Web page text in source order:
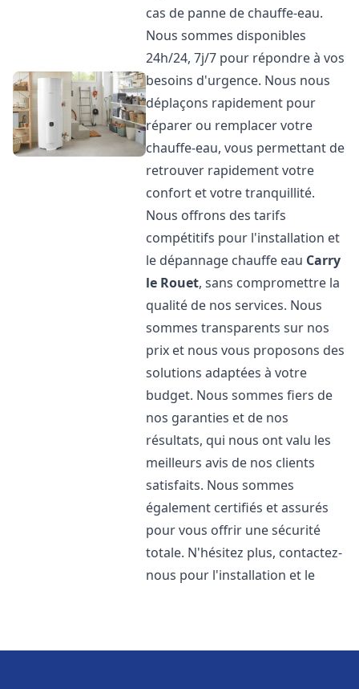
cas de panne de chauffe-eau.
Nous sommes disponibles
24h/24, 7j/7 pour répondre à vos
besoins d'urgence. Nous nous
déplaçons rapidement pour
réparer ou remplacer votre
chauffe-eau, vous permettant de
retrouver rapidement votre
confort et votre tranquillité.
Nous offrons des tarifs
compétitifs pour l'installation et
le dépannage chauffe eau Carry
le Rouet, sans compromettre la
qualité de nos services. Nous
sommes transparents sur nos
prix et nous vous proposons des
solutions adaptées à votre
budget. Nous sommes fiers de
nos garanties et de nos
résultats, qui nous ont valu les
meilleurs avis de nos clients
satisfaits. Nous sommes
également certifiés et assurés
pour vous offrir une sécurité
totale. N'hésitez plus, contactez-
nous pour l'installation et le